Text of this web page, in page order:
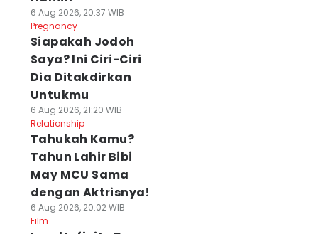
6 Aug 2026, 20:37 WIB
Pregnancy
Siapakah Jodoh
Saya? Ini Ciri-Ciri
Dia Ditakdirkan
Untukmu
6 Aug 2026, 21:20 WIB
Relationship
Tahukah Kamu?
Tahun Lahir Bibi
May MCU Sama
dengan Aktrisnya!
6 Aug 2026, 20:02 WIB
Film